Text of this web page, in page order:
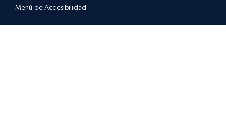
Menú de Accesibilidad